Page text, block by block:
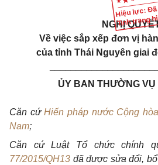
Hiệu lực:
Tình trạng
NGHỊ
Về việc sắp xếp đơn vị
của tỉnh Thái Nguyên giai
ỦY BAN THƯỜNG VỤ
Căn cứHiến pháp nước Cộng
Nam;
Căn cứ Luật Tổ chức chính
77/2015/QH13 đã được sửa đổi,